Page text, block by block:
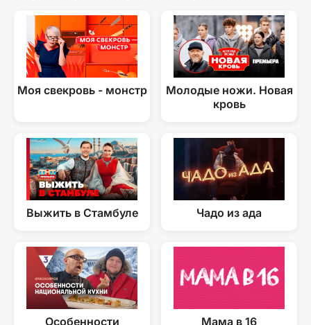
Моя свекровь - монстр
Молодые ножи. Новая
кровь
Выжить в Стамбуле Чадо из ада
Особенности
Мама в 16